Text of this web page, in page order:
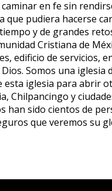
en fe sin
pudiera hacerse
y de grandes
Cristiana de
edificio de
Somos una
iglesia para abrir
Chilpancingo y
sido cientos de
que veremos su